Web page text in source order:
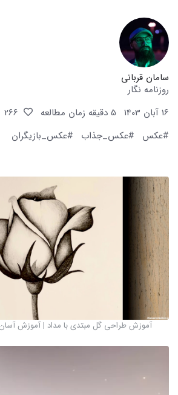
سامان قربانی
روزنامه نگار
16 آبان 1403
5 دقیقه زمان مطالعه
#عکس
#عکس_جذاب #عکس_بازیگران
آموزش طراحی گل مبتدی با مداد | آموزش آسان